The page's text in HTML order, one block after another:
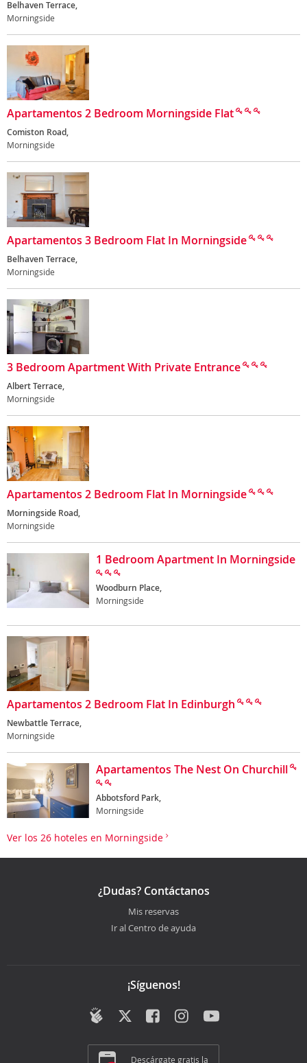
Belhaven Terrace,
Morningside
Apartamentos 2 Bedroom Morningside Flat
Comiston Road,
Morningside
Apartamentos 3 Bedroom Flat In Morningside
Belhaven Terrace,
Morningside
3 Bedroom Apartment With Private Entrance
Albert Terrace,
Morningside
Apartamentos 2 Bedroom Flat In Morningside
Morningside Road,
Morningside
1 Bedroom Apartment In Morningside
Woodburn Place,
Morningside
Apartamentos 2 Bedroom Flat In Edinburgh
Newbattle Terrace,
Morningside
Apartamentos The Nest On Churchill
Abbotsford Park,
Morningside
Ver los 26 hoteles en Morningside
¿Dudas? Contáctanos
Mis reservas
Ir al Centro de ayuda
¡Síguenos!
Descárgate gratis la